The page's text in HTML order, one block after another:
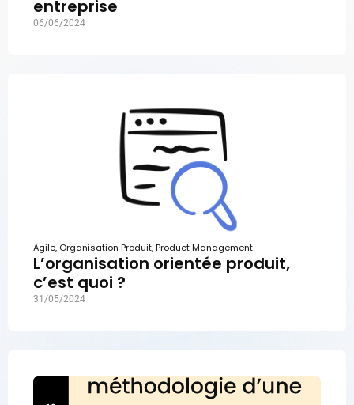
entreprise
06/06/2024
Agile, Organisation Produit, Product Management
L’organisation orientée produit,
c’est quoi ?
31/05/2024